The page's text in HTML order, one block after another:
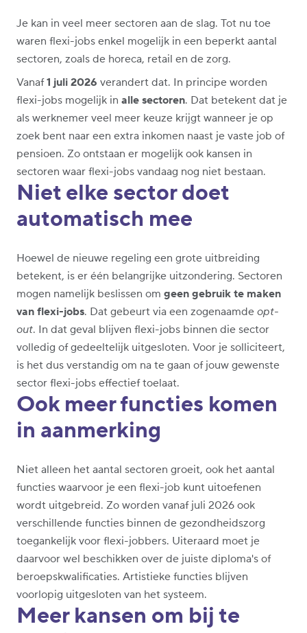
Je kan in veel meer sectoren aan de slag. Tot nu toe
waren flexi-jobs enkel mogelijk in een beperkt aantal
sectoren, zoals de horeca, retail en de zorg.
Vanaf1 juli 2026 verandert dat. In principe worden
flexi-jobs mogelijk in alle sectoren. Dat betekent dat je
als werknemer veel meer keuze krijgt wanneer je op
zoek bent naar een extra inkomen naast je vaste job of
pensioen. Zo ontstaan er mogelijk ook kansen in
sectoren waar flexi-jobs vandaag nog niet bestaan.
Niet elke sector doet
automatisch mee
Hoewel de nieuwe regeling een grote uitbreiding
betekent, is er één belangrijke uitzondering. Sectoren
mogen namelijk beslissen om geen gebruik te maken
van flexi-jobs. Dat gebeurt via een zogenaamde opt-
out. In dat geval blijven flexi-jobs binnen die sector
volledig of gedeeltelijk uitgesloten. Voor je solliciteert,
is het dus verstandig om na te gaan of jouw gewenste
sector flexi-jobs effectief toelaat.
Ook meer functies komen
in aanmerking
Niet alleen het aantal sectoren groeit, ook het aantal
functies waarvoor je een flexi-job kunt uitoefenen
wordt uitgebreid. Zo worden vanaf juli 2026 ook
verschillende functies binnen de gezondheidszorg
toegankelijk voor flexi-jobbers. Uiteraard moet je
daarvoor wel beschikken over de juiste diploma's of
beroepskwalificaties. Artistieke functies blijven
voorlopig uitgesloten van het systeem.
Meer kansen om bij te